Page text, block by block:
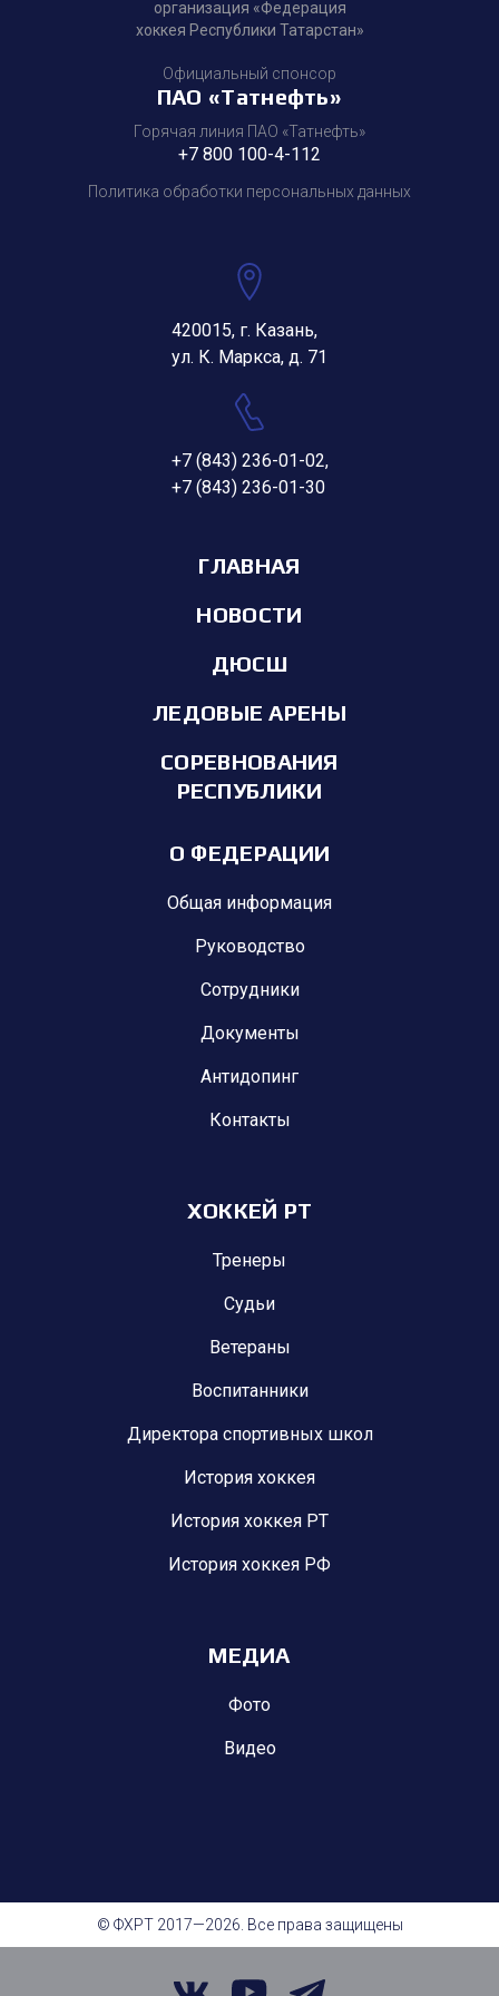
организация «Федерация
хоккея Республики Татарстан»
Официальный спонсор
ПАО «Татнефть»
Горячая линия ПАО «Татнефть»
+7 800 100-4-112
Политика обработки персональных данных
420015, г. Казань,
ул. К. Маркса, д. 71
+7 (843) 236-01-02,
+7 (843) 236-01-30
ГЛАВНАЯ
НОВОСТИ
ДЮСШ
ЛЕДОВЫЕ АРЕНЫ
СОРЕВНОВАНИЯ
РЕСПУБЛИКИ
О ФЕДЕРАЦИИ
Общая информация
Руководство
Сотрудники
Документы
Антидопинг
Контакты
ХОККЕЙ РТ
Тренеры
Судьи
Ветераны
Воспитанники
Директора спортивных школ
История хоккея
История хоккея РТ
История хоккея РФ
МЕДИА
Фото
Видео
© ФХРТ 2017—2026. Все права защищены